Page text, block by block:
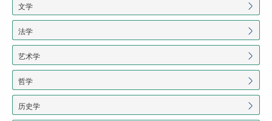
文学
法学
艺术学
哲学
历史学